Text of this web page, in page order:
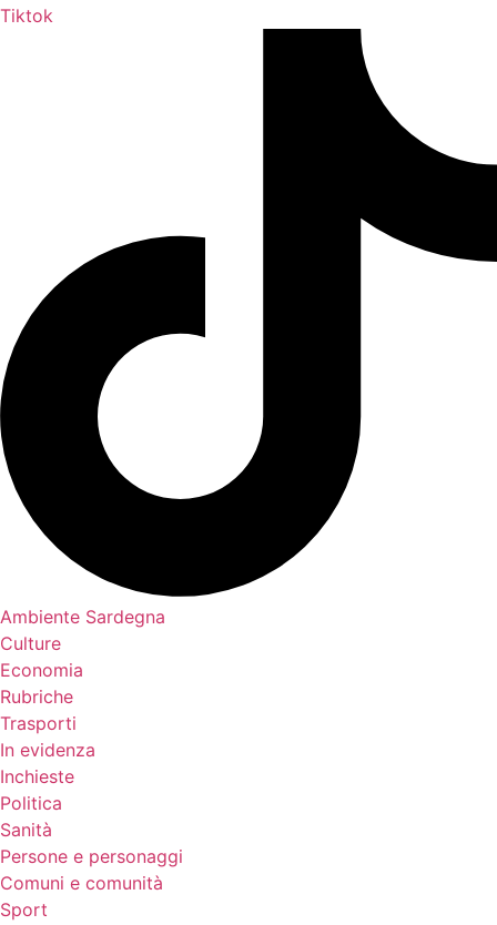
Tiktok
Ambiente Sardegna
Culture
Economia
Rubriche
Trasporti
In evidenza
Inchieste
Politica
Sanità
Persone e personaggi
Comuni e comunità
Sport